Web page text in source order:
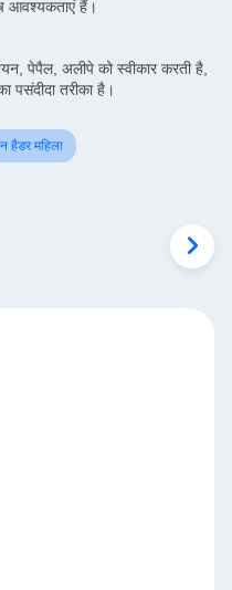
आवश्यकताएं हैं।
पेपैल, अलीपे को स्वीकार करती है,
तरीका है।
हैडर महिला